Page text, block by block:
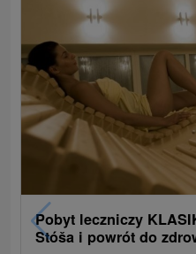
Pobyt leczniczy
Stóša i powrót do